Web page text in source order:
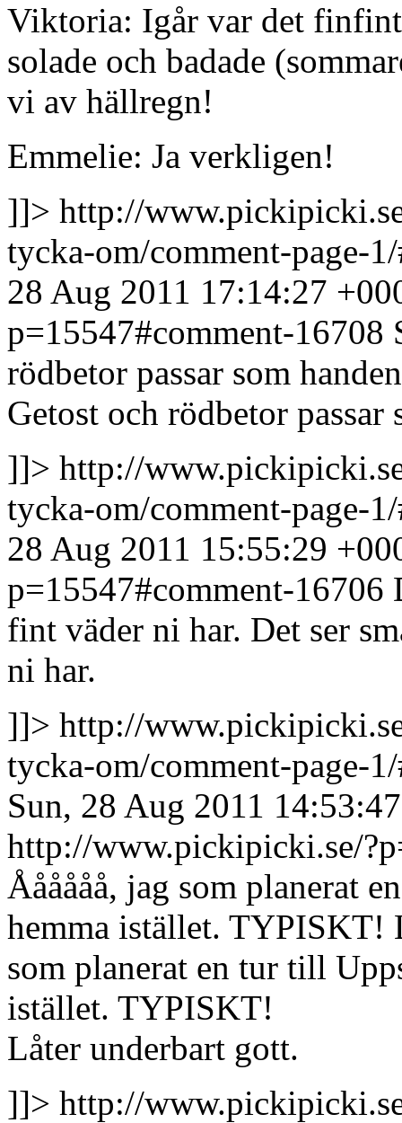
Viktoria: Igår var det
solade och badade
vi av hällregn!
Emmelie: Ja verkligen!
]]> http://
tycka-om/comment-page-
28 Aug 2011 17:14:27
p=15547#comment-16708
rödbetor passar som
Getost och rödbetor
]]> http://
tycka-om/comment-page-
28 Aug 2011 15:55:29
p=15547#comment-16706
fint väder ni har. Det ser
ni har.
]]> http://
tycka-om/comment-page-
Sun, 28 Aug 2011
http://www.pickipicki.se/
Åååååå, jag som planerat
hemma istället. TYPISKT!
som planerat en tur till
istället. TYPISKT!
Låter underbart gott.
]]> http://